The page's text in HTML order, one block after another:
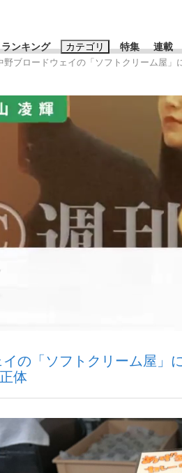
ランキング カテゴリ
かった」侍ジャパン選手が証言した
特集
。
連載
おすすめのキーワードタグ一覧
#高市早苗
野ブロードウェイの「ソフトクリーム屋
の「ソフトクリーム屋
体